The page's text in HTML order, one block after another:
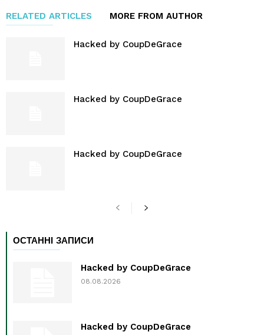
RELATED ARTICLES MORE FROM AUTHOR
Hacked by CoupDeGrace
Hacked by CoupDeGrace
Hacked by CoupDeGrace
ОСТАННІ ЗАПИСИ
Hacked by CoupDeGrace
08.08.2026
Hacked by CoupDeGrace